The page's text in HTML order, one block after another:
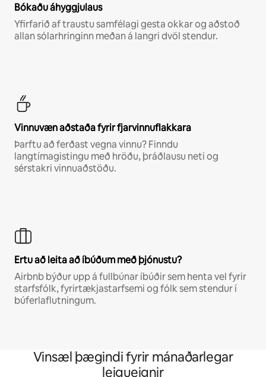
Bókaðu áhyggjulaus
Yfirfarið af traustu samfélagi gesta okkar og aðstoð
allan sólarhringinn meðan á langri dvöl stendur.
Vinnuvæn aðstaða fyrir fjarvinnuflakkara
Þarftu að ferðast vegna vinnu? Finndu
langtímagistingu með hröðu, þráðlausu neti og
sérstakri vinnuaðstöðu.
Ertu að leita að íbúðum með þjónustu?
Airbnb býður upp á fullbúnar íbúðir sem henta vel fyrir
starfsfólk, fyrirtækjastarfsemi og fólk sem stendur í
búferlaflutningum.
Vinsæl þægindi fyrir mánaðarlegar
leigueignir